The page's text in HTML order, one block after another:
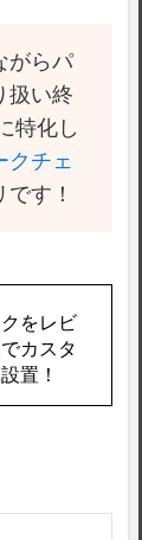
がらパ
扱い終
特化し
クチェ
す！
をレビ
カスタ
置！